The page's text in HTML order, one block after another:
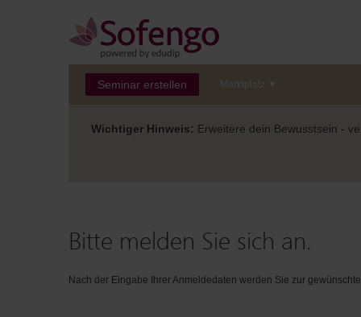
Seminar erstellen Marktplatz
Wichtiger Hinweis: Erweitere dein Bewusstsein -
Bitte melden Sie sich an.
Nach der Eingabe Ihrer Anmeldedaten werden Sie zur